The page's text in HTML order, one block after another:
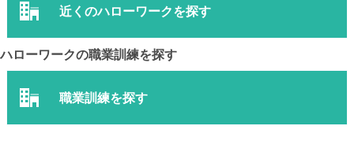
近くのハローワークを探す
ハローワークの職業訓練を探す
職業訓練を探す